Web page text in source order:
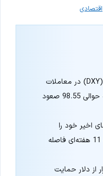
اقتصادی
شاخص دلار آمریکا (DXY) در معاملات
صبح جمعه اروپا به حوالی 98.55 صعود
اخیر خود را
جبران کرده و از کف 11 هفته‌ای فاصله
از دلار حمایت